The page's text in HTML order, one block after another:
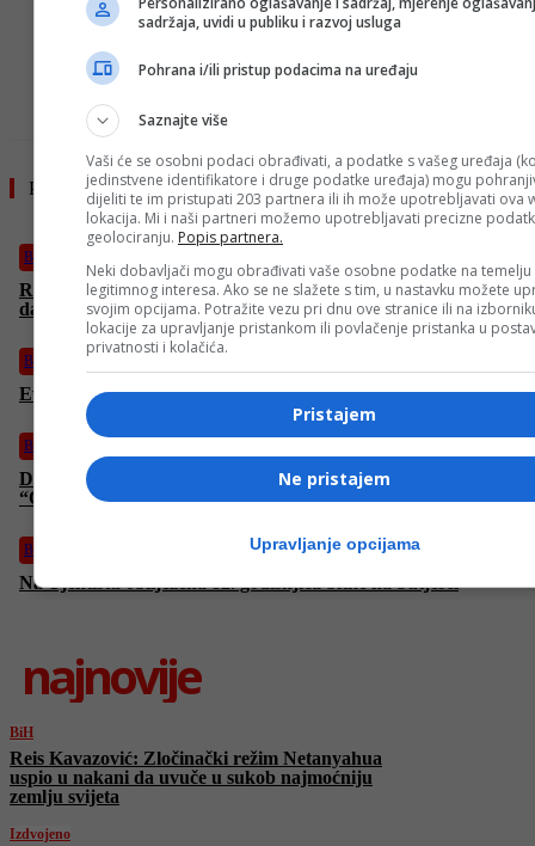
- OGLAS -
Pročitajte još
BiH
Reis Kavazović: Zločinački režim Netanyahua uspio u nakani
da uvuče u sukob najmoćniju zemlju svijeta
BiH
Evo kakvo nas vrijeme očekuje danas
BiH
Dodik napao članove SDS-a, stigao mu ekspresan odgovor:
“Opasnost si ti sa svojim dahijama”
BiH
Na Tjentištu obilježena 82. godišnjica bitke na Sutjesci
najnovije
BiH
Reis Kavazović: Zločinački režim Netanyahua
uspio u nakani da uvuče u sukob najmoćniju
zemlju svijeta
Izdvojeno
sadržaja, uvidi u publiku i razvoj usluga
Pohrana i/ili pristup podacima na uređaju
Saznajte više
Vaši će se osobni podaci obrađivati, a podatke s vašeg uređaja
jedinstvene identifikatore i druge podatke uređaja) mogu
dijeliti te im pristupati 203 partnera ili ih može upotrebljavati ova
lokacija. Mi i naši partneri možemo upotrebljavati precizne
geolociranju. Popis partnera.
Neki dobavljači mogu obrađivati vaše osobne podatke na temelju
legitimnog interesa. Ako se ne slažete s tim, u nastavku možete
svojim opcijama. Potražite vezu pri dnu ove stranice ili na
lokacije za upravljanje pristankom ili povlačenje pristanka u
privatnosti i kolačića.
Pristajem
Ne pristajem
Upravljanje opcijama